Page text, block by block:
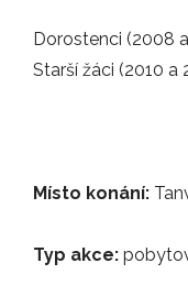
Florbal
ZÁPASY
Vážení
Dorostenci (2008
Starší žáci (2010 a
Místo konání:
Typ akce: